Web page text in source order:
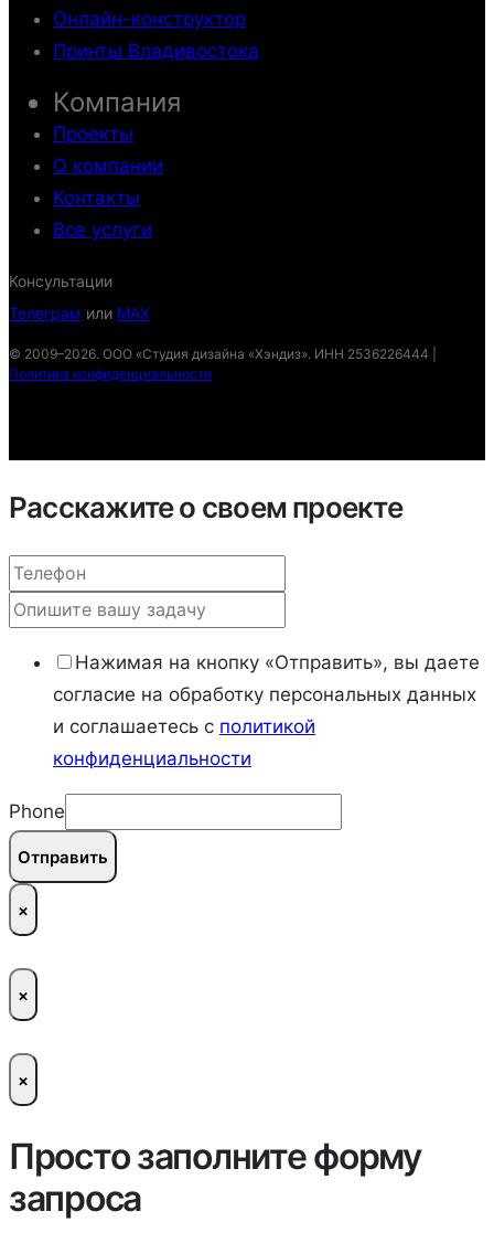
Онлайн-конструктор
Принты Владивостока
Компания
Проекты
О компании
Контакты
Все услуги
Консультации
Телеграм или MAX
© 2009–2026. ООО «Студия дизайна «Хэндиз». ИНН 2536226444 |
Политика конфиденциальности
Расскажите о своем проекте
Нажимая на кнопку «Отправить», вы даете
согласие на обработку персональных данных
и соглашаетесь c политикой
конфиденциальности
Phone
Отправить
×
×
×
Просто заполните форму
запроса